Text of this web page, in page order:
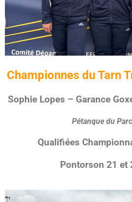
Championnes du Tarn
Sophie Lopes – Garance
Pétanque du
Qualifiées
Pontorson 21 et